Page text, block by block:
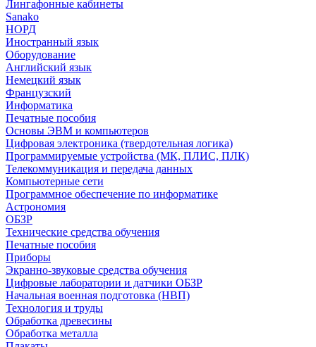
Лингафонные кабинеты
Sanako
НОРД
Иностранный язык
Оборудование
Английский язык
Немецкий язык
Французский
Информатика
Печатные пособия
Основы ЭВМ и компьютеров
Цифровая электроника (твердотельная логика)
Программируемые устройства (МК, ПЛИС, ПЛК)
Телекоммуникация и передача данных
Компьютерные сети
Программное обеспечение по информатике
Астрономия
ОБЗР
Технические средства обучения
Печатные пособия
Приборы
Экранно-звуковые средства обучения
Цифровые лаборатории и датчики ОБЗР
Начальная военная подготовка (НВП)
Технология и труды
Обработка древесины
Обработка металла